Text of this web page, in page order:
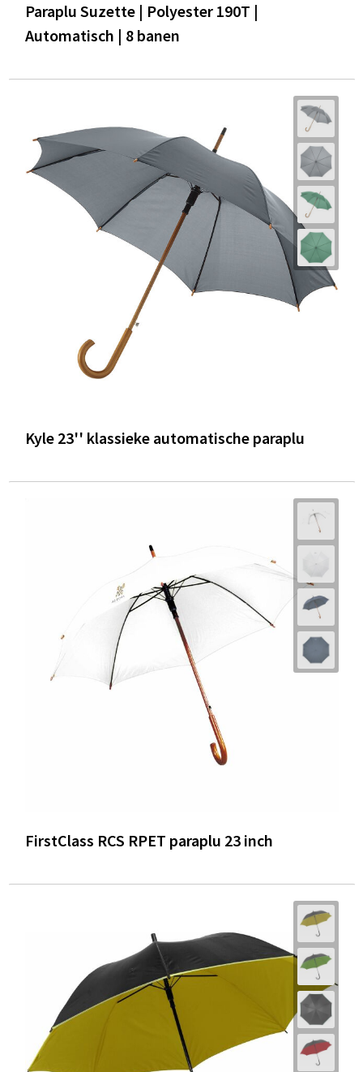
Paraplu Suzette | Polyester 190T |
Automatisch | 8 banen
Kyle 23'' klassieke automatische paraplu
FirstClass RCS RPET paraplu 23 inch